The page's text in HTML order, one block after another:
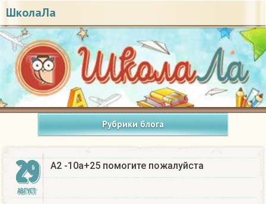
ШколаЛа
Рубрики блога
29
АВГУСТ
A2 -10a+25 помогите пожалуйста